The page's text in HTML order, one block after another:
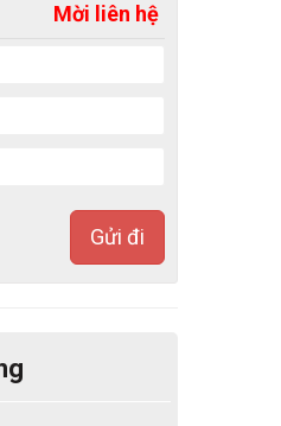
Mời liên hệ
Gửi đi